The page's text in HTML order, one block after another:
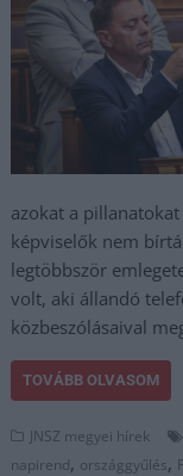
azokat a
képviselők nem
legtöbbször
volt, aki állandó
közbeszólásaival
TOVÁBB OLVASOM
JNSZ megyei hírek
napirend, országgyűlés,